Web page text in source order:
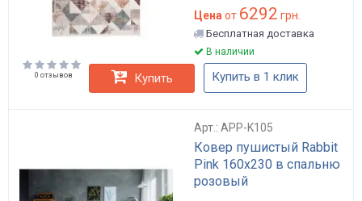
Цена от 6292 грн.
Бесплатная доставка
В наличии
0 отзывов Купить Купить в 1 клик
Арт.: APP-K105
Ковер пушистый Rabbit
Pink 160х230 в спальню
розовый